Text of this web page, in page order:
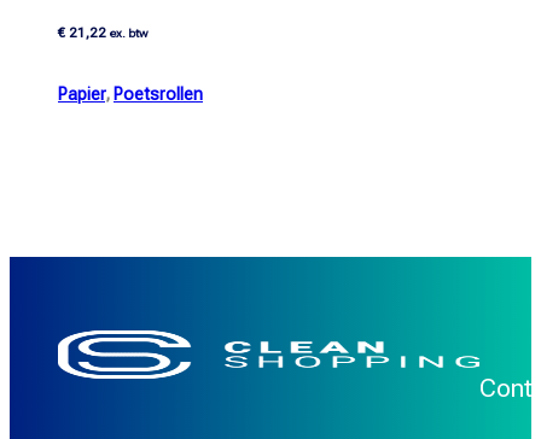
€ 21,22 ex. btw
Papier, Poetsrollen